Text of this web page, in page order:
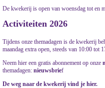
De kwekerij is open van woensdag tot en
Activiteiten 2026
Tijdens onze themadagen is de kwekerij
maandag extra open, steeds van 10:00 tot
Neem hier een gratis abonnement op onze
themadagen: nieuwsbrief
De weg naar de kwekerij vind je hier.